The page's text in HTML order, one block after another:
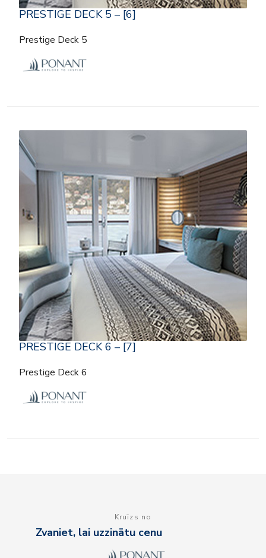
PRESTIGE DECK 5 – [6]
Prestige Deck 5
PRESTIGE DECK 6 – [7]
Prestige Deck 6
Kruīzs no
Zvaniet, lai uzzinātu cenu